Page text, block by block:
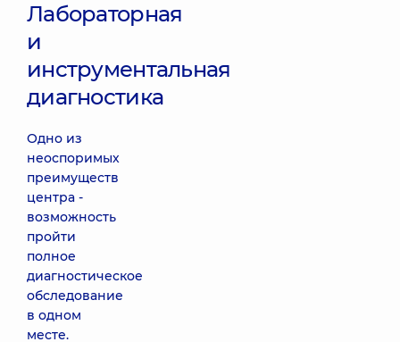
Лабораторная
и
инструментальная
диагностика
Одно из
неоспоримых
преимуществ
центра -
возможность
пройти
полное
диагностическое
обследование
в одном
месте.